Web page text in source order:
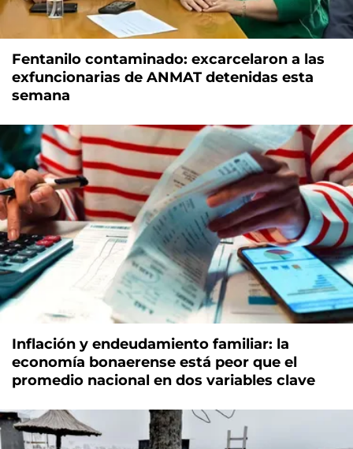
Fentanilo contaminado: excarcelaron a las
exfuncionarias de ANMAT detenidas esta
semana
Inflación y endeudamiento familiar: la
economía bonaerense está peor que el
promedio nacional en dos variables clave